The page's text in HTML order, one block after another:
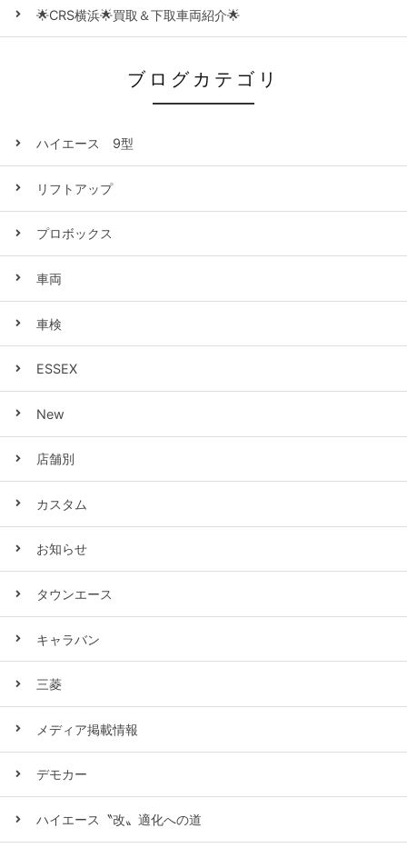
🌟CRS横浜🌟買取＆下取車両紹介🌟
ブログカテゴリ
ハイエース 9型
リフトアップ
プロボックス
車両
車検
ESSEX
New
店舗別
カスタム
お知らせ
タウンエース
キャラバン
三菱
メディア掲載情報
デモカー
ハイエース〝改〟適化への道